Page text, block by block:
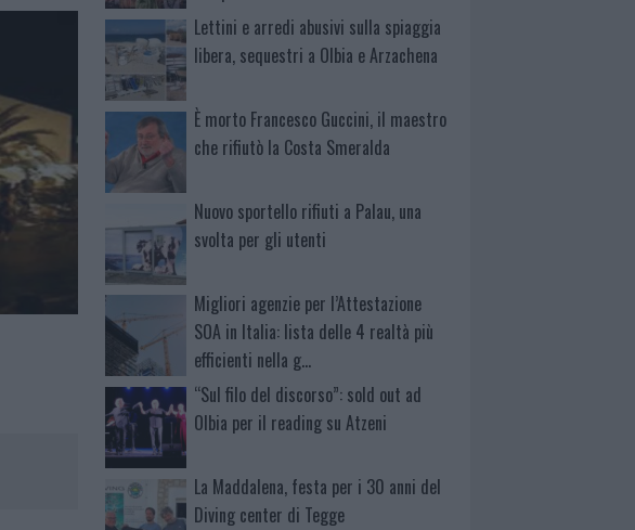
Lettini e arredi abusivi sulla spiaggia
libera, sequestri a Olbia e Arzachena
È morto Francesco Guccini, il maestro
che rifiutò la Costa Smeralda
Nuovo sportello rifiuti a Palau, una
svolta per gli utenti
Migliori agenzie per l’Attestazione
SOA in Italia: lista delle 4 realtà più
efficienti nella g…
“Sul filo del discorso”: sold out ad
Olbia per il reading su Atzeni
La Maddalena, festa per i 30 anni del
Diving center di Tegge